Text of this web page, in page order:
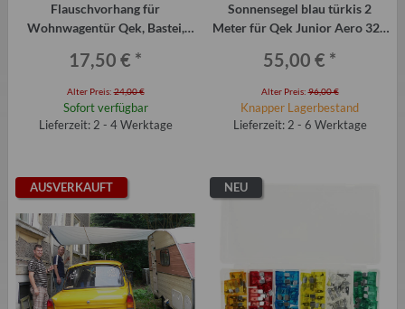
Flauschvorhang für
Wohnwagentür Qek, Bastei,
17,50 € *
Alter Preis:24,00 €
Sofort verfügbar
Lieferzeit: 2 - 4 Werktage
Sonnensegel blau türkis 2
Meter für Qek Junior Aero 325
55,00 € *
Alter Preis:96,00 €
Knapper Lagerbestand
Lieferzeit: 2 - 6 Werktage
AUSVERKAUFT NEU